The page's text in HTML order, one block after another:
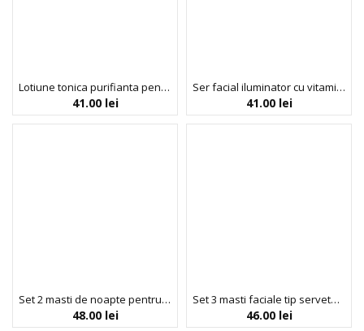
Lotiune tonica purifianta pentru adolescenti si tineri, BeYoutiful, 150 ml
41.00 lei
Ser facial iluminator cu vitamina C pentru adolescenti si tineri, BeYoutiful, 40 ml
41.00 lei
Set 2 masti de noapte pentru buze, iluminatoare & hidratanta, cu vitamina C si ulei de cocos pentru adolescenti si tineri, BeYoutiful, 10 ml x 2
48.00 lei
Set 3 masti faciale tip servetel, purifianta, hidratanta & iluminatoare pentru adolescenti si tineri, BeYoutiful, 20 ml x 3
46.00 lei